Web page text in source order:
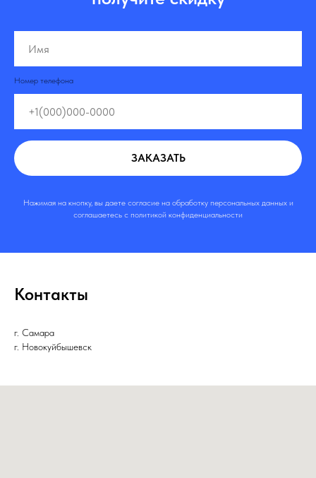
Номер телефона
ЗАКАЗАТЬ
Нажимая на кнопку, вы даете согласие на обработку персональных данных и
соглашаетесь c политикой конфиденциальности
Контакты
г. Самара
г. Новокуйбышевск